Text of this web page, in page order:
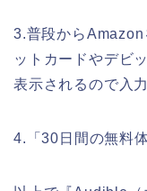
3.普段から
ットカードやデビ
表示されるので入
4.「30日間の無料